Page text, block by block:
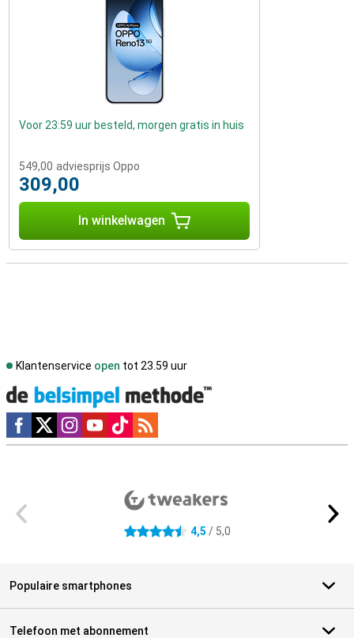
Voor 23:59 uur besteld, morgen gratis in huis
549,00 adviesprijs Oppo
309,00
In winkelwagen
Klantenservice open tot 23.59 uur
Social media
4.5 sterren 4,5 / 5,0
Populaire smartphones
Telefoon met abonnement